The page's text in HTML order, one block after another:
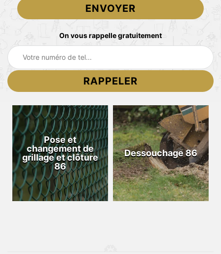
On vous rappelle gratuitement
Pose et
changement de
grillage et clôture
86
Dessouchage 86